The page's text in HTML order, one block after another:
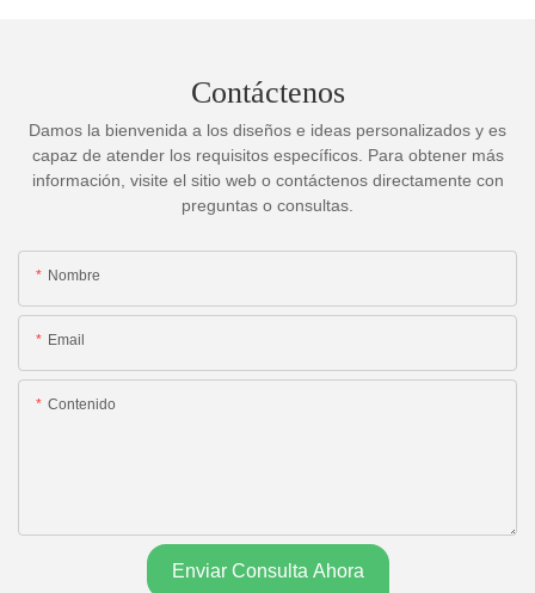
Contáctenos
Damos la bienvenida a los diseños e ideas personalizados y es
capaz de atender los requisitos específicos. Para obtener más
información, visite el sitio web o contáctenos directamente con
preguntas o consultas.
Nombre
Email
Contenido
Enviar Consulta Ahora